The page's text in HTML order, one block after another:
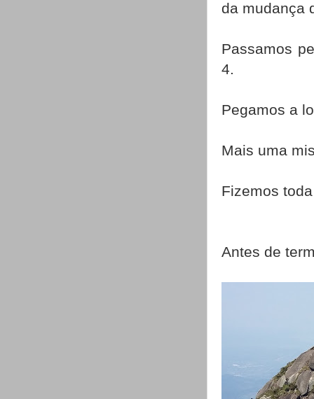
da mudança
Passamos
4.
Pegamos a
Mais uma
Fizemos
Antes de